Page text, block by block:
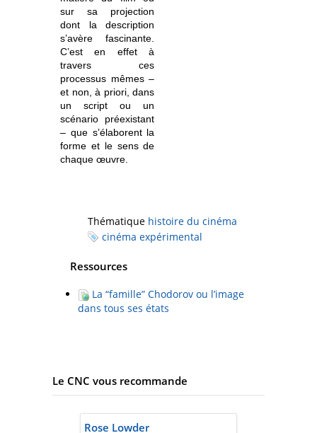
sur sa projection
dont la description
s’avère fascinante.
C’est en effet à
travers ces
processus mêmes –
et non, à priori, dans
un script ou un
scénario préexistant
– que s’élaborent la
forme et le sens de
chaque œuvre.
Thématique histoire du cinéma
cinéma expérimental
Ressources
La “famille” Chodorov ou l’image
dans tous ses états
Le CNC vous recommande
Rose Lowder